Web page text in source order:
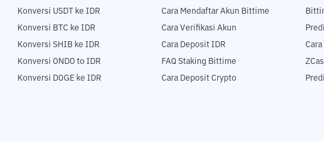
Konversi USDT ke IDR
Konversi BTC ke IDR
Konversi SHIB ke IDR
Konversi ONDO to IDR
Konversi DOGE ke IDR
Cara Mendaftar Akun Bittime
Cara Verifikasi Akun
Cara Deposit IDR
FAQ Staking Bittime
Cara Deposit Crypto
Cara